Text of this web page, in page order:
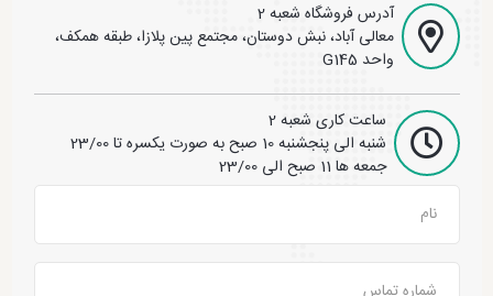
آدرس فروشگاه شعبه 2
معالی آباد، نبش دوستان، مجتمع پین پلازا، طبقه همکف،
واحد G145
ساعت کاری شعبه 2
شنبه الی پنجشنبه 10 صبح به صورت یکسره تا 23/00
جمعه ها 11 صبح الی 23/00